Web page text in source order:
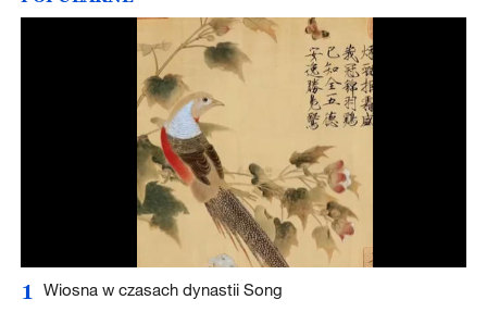
1 Wiosna w czasach dynastii Song